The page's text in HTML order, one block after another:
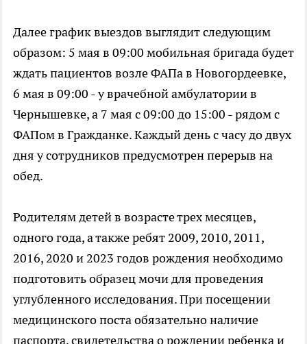
Далее график выездов выглядит следующим
образом: 5 мая в 09:00 мобильная бригада будет
ждать пациентов возле ФАПа в Новогордеевке,
6 мая в 09:00 - у врачебной амбулатории в
Чернышевке, а 7 мая с 09:00 до 15:00 - рядом с
ФАПом в Гражданке. Каждый день с часу до двух
дня у сотрудников предусмотрен перерыв на
обед.
Родителям детей в возрасте трех месяцев,
одного года, а также ребят 2009, 2010, 2011,
2016, 2020 и 2023 годов рождения необходимо
подготовить образец мочи для проведения
углубленного исследования. При посещении
медицинского поста обязательно наличие
паспорта, свидетельства о рождении ребенка и